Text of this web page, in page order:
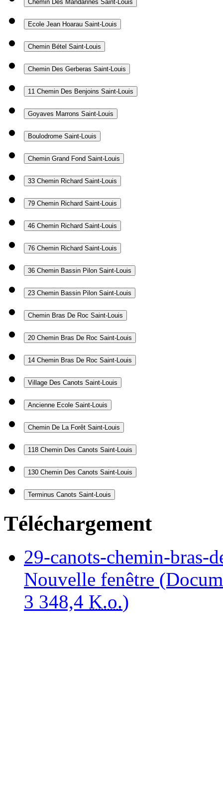
Chemin Des Mandarines Saint-Louis
Ecole Jean Hoarau Saint-Louis
Chemin Bétel Saint-Louis
Chemin Des Gerberas Saint-Louis
11 Chemin Des Benjoins Saint-Louis
Goyaves Marrons Saint-Louis
Boulodrome Saint-Louis
Chemin Grand Fond Saint-Louis
33 Chemin Richard Saint-Louis
79 Chemin Richard Saint-Louis
46 Chemin Richard Saint-Louis
76 Chemin Richard Saint-Louis
36 Chemin Bassin Pilon Saint-Louis
23 Chemin Bassin Pilon Saint-Louis
Chemin Bras De Roc Saint-Louis
20 Chemin Bras De Roc Saint-Louis
14 Chemin Bras De Roc Saint-Louis
Village Des Canots Saint-Louis
Ancienne Ecole Saint-Louis
Chemin De La Forêt Saint-Louis
118 Chemin Des Canots Saint-Louis
130 Chemin Des Canots Saint-Louis
Terminus Canots Saint-Louis
Téléchargement
29-canots-chemin-bras-
Nouvelle fenêtre
3 348,4 K.o.)